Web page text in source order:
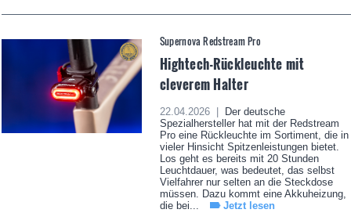
Supernova Redstream Pro
Hightech-Rückleuchte mit
cleverem Halter
22.04.2026 |
Der deutsche
Spezialhersteller hat mit der Redstream
Pro eine Rückleuchte im Sortiment, die in
vieler Hinsicht Spitzenleistungen bietet.
Los geht es bereits mit 20 Stunden
Leuchtdauer, was bedeutet, das selbst
Vielfahrer nur selten an die Steckdose
müssen. Dazu kommt eine Akkuheizung,
die bei...
Jetzt lesen